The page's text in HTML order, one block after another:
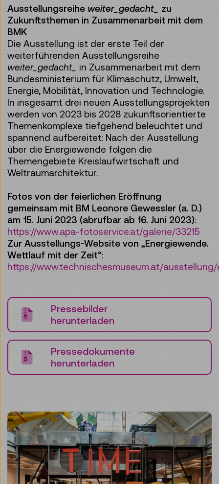
Ausstellungsreihe weiter_gedacht_
zu
Zukunftsthemen in Zusammenarbeit mit dem
BMK
Die Ausstellung ist der erste Teil der
weiterführenden Ausstellungsreihe
weiter_gedacht_
in Zusammenarbeit mit dem
Bundesministerium für Klimaschutz, Umwelt,
Energie, Mobilität, Innovation und Technologie.
In insgesamt drei neuen Ausstellungsprojekten
werden von 2023 bis 2028 zukunftsorientierte
Themenkomplexe tiefgehend beleuchtet und
spannend aufbereitet: Nach der Ausstellung
über die Energiewende folgen die
Themengebiete Kreislaufwirtschaft und
Weltraumarchitektur.
Fotos von der feierlichen Eröffnung
gemeinsam mit BM Leonore Gewessler (a. D.)
am 15. Juni 2023 (abrufbar ab 16. Juni 2023):
https://www.apa-fotoservice.at/galerie/33215
Zur Ausstellungs-Website von „Energiewende.
Wettlauf mit der Zeit“:
https://www.technischesmuseum.at/
Pressebilder
herunterladen
Pressedokumente
herunterladen